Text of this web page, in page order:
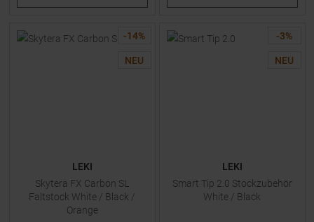
-14%
NEU
LEKI
Skytera FX Carbon SL
Faltstock White / Black /
Orange
-3%
NEU
LEKI
Smart Tip 2.0 Stockzubehör
White / Black